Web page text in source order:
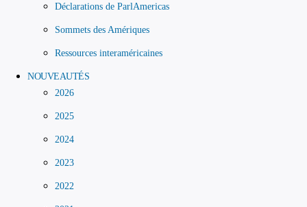
Déclarations de ParlAmericas
Sommets des Amériques
Ressources interaméricaines
NOUVEAUTÉS
2026
2025
2024
2023
2022